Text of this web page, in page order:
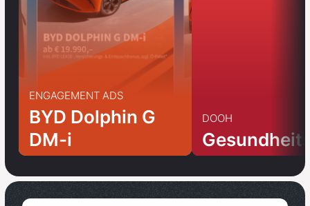
ENGAGEMENT ADS
BYD Dolphin G
DM-i
DOOH